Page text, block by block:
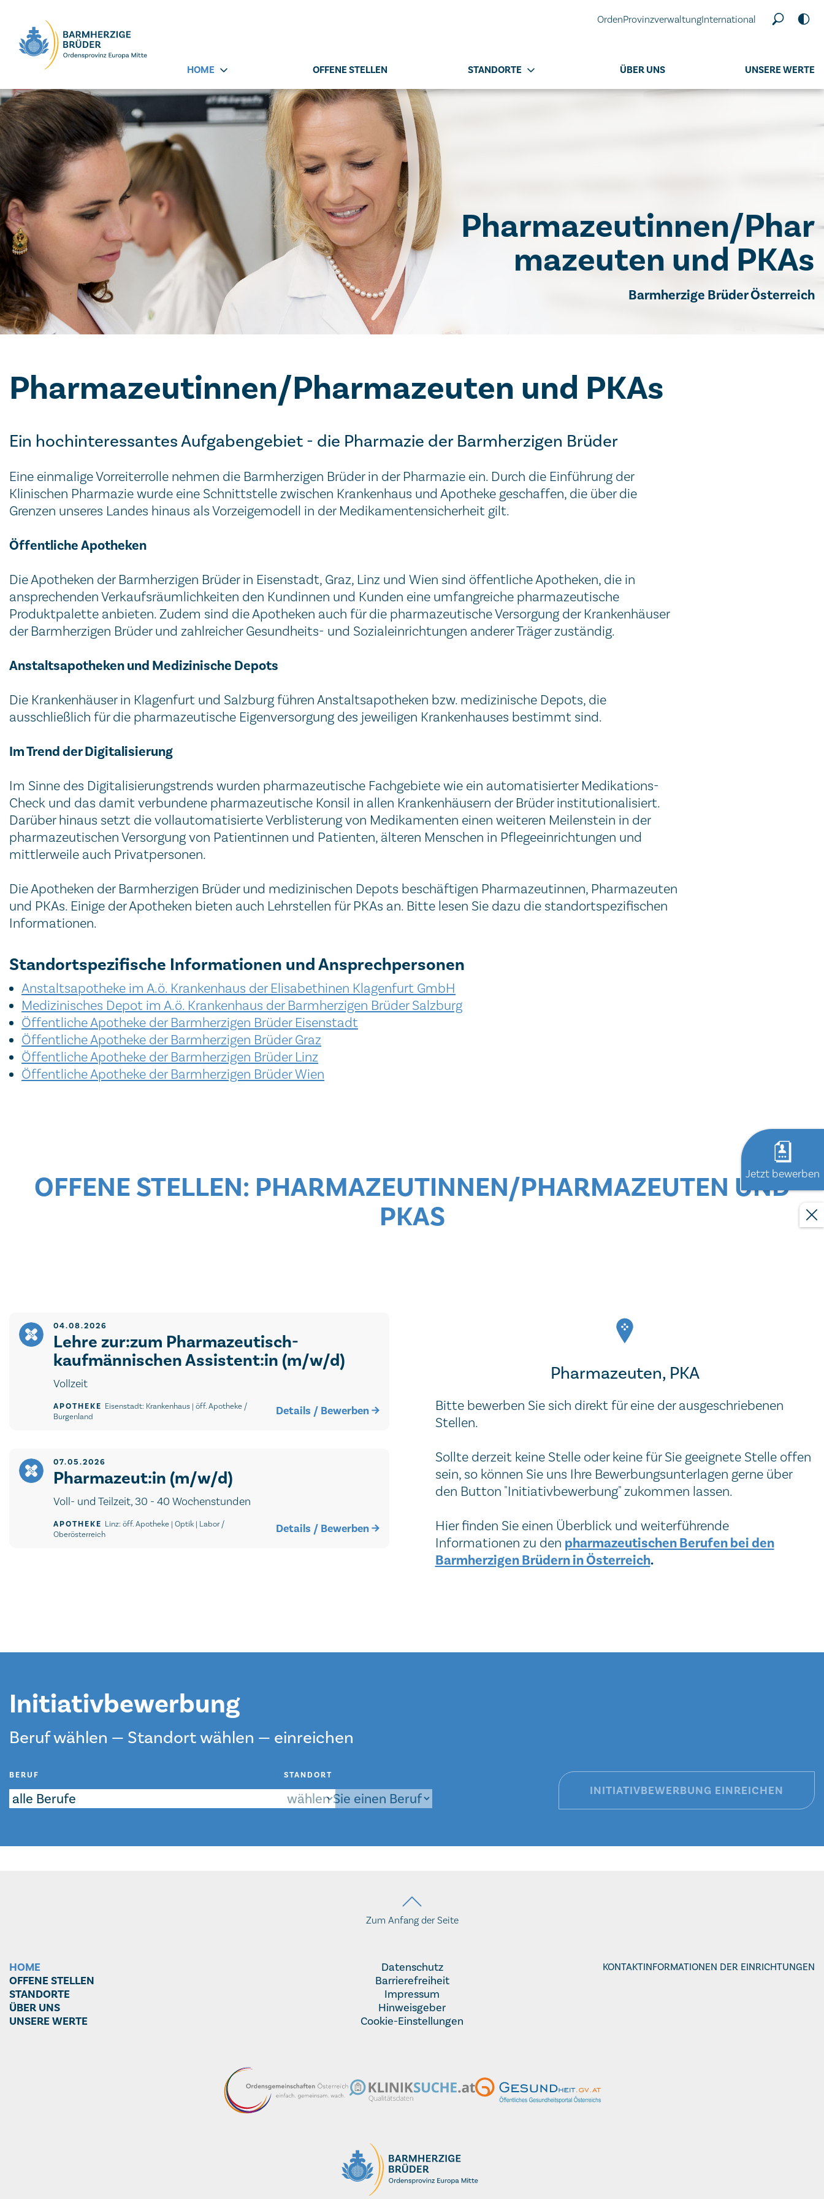
OrdenProvinzverwaltungInternational
HOME OFFENE STELLEN STANDORTE ÜBER UNS UNSERE WERTE
Jetzt bewerben
Pharmazeutinnen/Phar
mazeuten und PKAs
Barmherzige Brüder Österreich
Pharmazeutinnen/Pharmazeuten und PKAs
Ein hochinteressantes Aufgabengebiet - die Pharmazie der Barmherzigen Brüder
Eine einmalige Vorreiterrolle nehmen die Barmherzigen Brüder in der Pharmazie ein. Durch die Einführung der
Klinischen Pharmazie wurde eine Schnittstelle zwischen Krankenhaus und Apotheke geschaffen, die über die
Grenzen unseres Landes hinaus als Vorzeigemodell in der Medikamentensicherheit gilt.
Öffentliche Apotheken
Die Apotheken der Barmherzigen Brüder in Eisenstadt, Graz, Linz und Wien sind öffentliche Apotheken, die in
ansprechenden Verkaufsräumlichkeiten den Kundinnen und Kunden eine umfangreiche pharmazeutische
Produktpalette anbieten. Zudem sind die Apotheken auch für die pharmazeutische Versorgung der Krankenhäuser
der Barmherzigen Brüder und zahlreicher Gesundheits- und Sozialeinrichtungen anderer Träger zuständig.
Anstaltsapotheken und Medizinische Depots
Die Krankenhäuser in Klagenfurt und Salzburg führen Anstaltsapotheken bzw. medizinische Depots, die
ausschließlich für die pharmazeutische Eigenversorgung des jeweiligen Krankenhauses bestimmt sind.
Im Trend der Digitalisierung
Im Sinne des Digitalisierungstrends wurden pharmazeutische Fachgebiete wie ein automatisierter Medikations-
Check und das damit verbundene pharmazeutische Konsil in allen Krankenhäusern der Brüder institutionalisiert.
Darüber hinaus setzt die vollautomatisierte Verblisterung von Medikamenten einen weiteren Meilenstein in der
pharmazeutischen Versorgung von Patientinnen und Patienten, älteren Menschen in Pflegeeinrichtungen und
mittlerweile auch Privatpersonen.
Die Apotheken der Barmherzigen Brüder und medizinischen Depots beschäftigen Pharmazeutinnen, Pharmazeuten
und PKAs. Einige der Apotheken bieten auch Lehrstellen für PKAs an. Bitte lesen Sie dazu die standortspezifischen
Informationen.
Standortspezifische Informationen und Ansprechpersonen
Anstaltsapotheke im A.ö. Krankenhaus der Elisabethinen Klagenfurt GmbH
Medizinisches Depot im A.ö. Krankenhaus der Barmherzigen Brüder Salzburg
Öffentliche Apotheke der Barmherzigen Brüder Eisenstadt
Öffentliche Apotheke der Barmherzigen Brüder Graz
Öffentliche Apotheke der Barmherzigen Brüder Linz
Öffentliche Apotheke der Barmherzigen Brüder Wien
OFFENE STELLEN: PHARMAZEUTINNEN/PHARMAZEUTEN UND
PKAS
04.08.2026
Lehre zur:zum Pharmazeutisch-
kaufmännischen Assistent:in (m/w/d)
Vollzeit
APOTHEKE Eisenstadt: Krankenhaus | öff. Apotheke /
Burgenland
Details / Bewerben
07.05.2026
Pharmazeut:in (m/w/d)
Voll- und Teilzeit, 30 - 40 Wochenstunden
APOTHEKE Linz: öff. Apotheke | Optik | Labor /
Oberösterreich
Details / Bewerben
Pharmazeuten, PKA
Bitte bewerben Sie sich direkt für eine der ausgeschriebenen
Stellen.
Sollte derzeit keine Stelle oder keine für Sie geeignete Stelle offen
sein, so können Sie uns Ihre Bewerbungsunterlagen gerne über
den Button "Initiativbewerbung" zukommen lassen.
Hier finden Sie einen Überblick und weiterführende
Informationen zu den pharmazeutischen Berufen bei den
Barmherzigen Brüdern in Österreich.
Initiativbewerbung
Beruf wählen — Standort wählen — einreichen
BERUF STANDORT
INITIATIVBEWERBUNG EINREICHEN
Zum Anfang der Seite
HOME
OFFENE STELLEN
STANDORTE
ÜBER UNS
UNSERE WERTE
KONTAKTINFORMATIONEN DER EINRICHTUNGEN
Datenschutz
Barrierefreiheit
Impressum
Hinweisgeber
Cookie-Einstellungen